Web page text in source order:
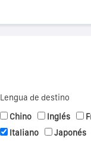
Lengua de destino
Chino
Inglés
Italiano
Japonés